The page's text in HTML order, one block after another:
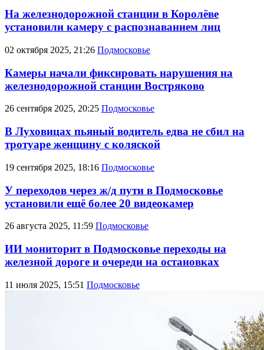
На железнодорожной станции в Королёве
установили камеру с распознаванием лиц
02 октября 2025, 21:26 Подмосковье
Камеры начали фиксировать нарушения на
железнодорожной станции Востряково
26 сентября 2025, 20:25 Подмосковье
В Луховицах пьяный водитель едва не сбил на
тротуаре женщину с коляской
19 сентября 2025, 18:16 Подмосковье
У переходов через ж/д пути в Подмосковье
установили ещё более 20 видеокамер
26 августа 2025, 11:59 Подмосковье
ИИ мониторит в Подмосковье переходы на
железной дороге и очереди на остановках
11 июля 2025, 15:51 Подмосковье